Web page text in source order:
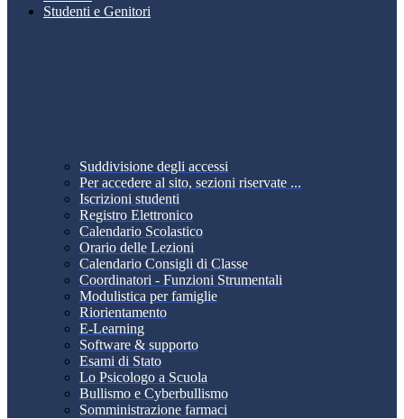
Studenti e Genitori
Suddivisione degli accessi
Per accedere al sito, sezioni riservate ...
Iscrizioni studenti
Registro Elettronico
Calendario Scolastico
Orario delle Lezioni
Calendario Consigli di Classe
Coordinatori - Funzioni Strumentali
Modulistica per famiglie
Riorientamento
E-Learning
Software & supporto
Esami di Stato
Lo Psicologo a Scuola
Bullismo e Cyberbullismo
Somministrazione farmaci